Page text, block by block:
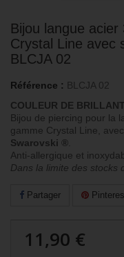
Bijou langue
Crystal Line avec
BLCJA 02
Référence : BLCJA 02
COULEUR DE
Bijou de piercing pour la
gamme Crystal Line,
Swarovski ®
Anti-allergique et
Dans la limite des stocks
Partager
11,90 €